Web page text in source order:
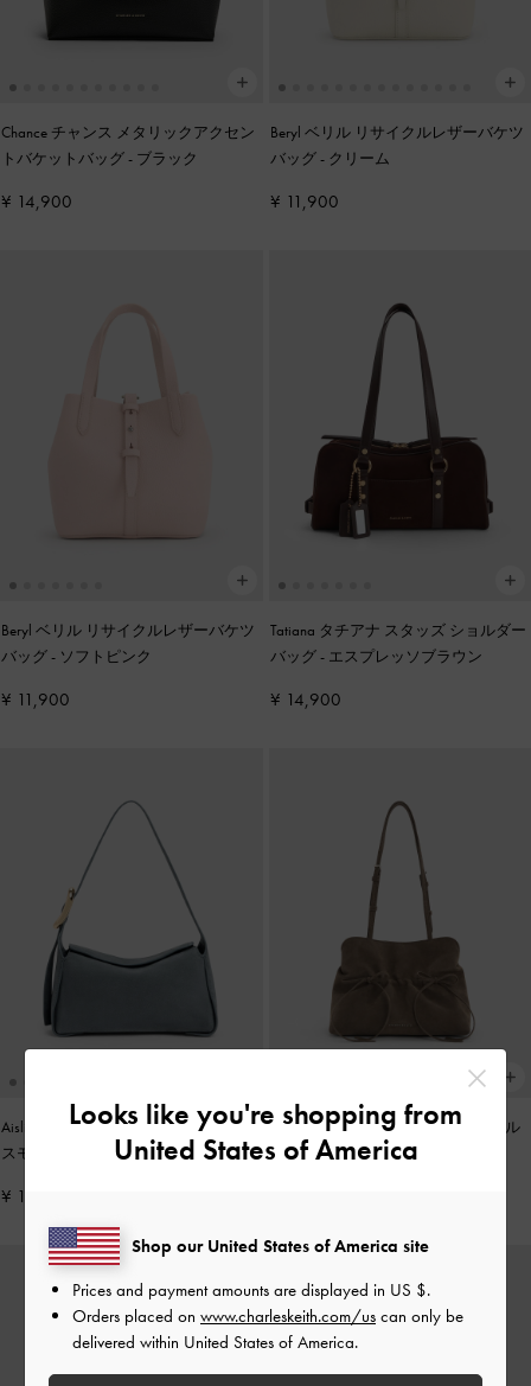
Chance チャンス メタリックアクセン
トバケットバッグ- ブラック
¥ 14,900
Beryl ベリル リサイクルレザーバケツ
バッグ- クリーム
¥ 11,900
Beryl ベリル リサイクルレザーバケツ
バッグ- ソフトピンク
¥ 11,900
Tatiana タチアナ スタッズ ショルダー
バッグ- エスプレッソブラウン
¥ 14,900
Aislin アシュリン ショルダーバッグ
スモーキーブルー
¥ 15,900
Reese リース ルーシュド ボウ ショル
ダーバッグ-ストーングレー
Looks like you're shopping from
United States of America
Shop our United States of America site
Prices and payment amounts are displayed in US $.
Orders placed on www.charleskeith.com/us can only be
delivered within United States of America.